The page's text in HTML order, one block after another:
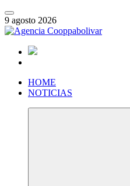
Saltar
al
contenido
9 agosto 2026
HOME
NOTICIAS